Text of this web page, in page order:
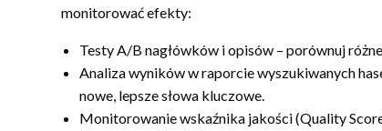
monitorować efekty:
Testy A/B nagłówków i opisów – porównuj
Analiza wyników w raporcie wyszukiwanych
nowe, lepsze słowa kluczowe.
Monitorowanie wskaźnika jakości (Quality